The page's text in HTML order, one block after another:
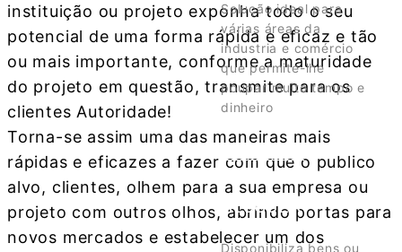
Solução ideal para
várias áreas da
industria e comércio
que permite-lhe
poupar muito tempo e
dinheiro
SISTEMA DE
ALUGUER
Disponibiliza bens ou
instituição ou projeto exponha todo o seu
potencial de uma forma rápida e eficaz e tão
ou mais importante, conforme a maturidade
do projeto em questão, transmite para os
clientes Autoridade!
Torna-se assim uma das maneiras mais
rápidas e eficazes a fazer com que o publico
alvo, clientes, olhem para a sua empresa ou
projeto com outros olhos, abrindo portas para
novos mercados e estabelecer um dos